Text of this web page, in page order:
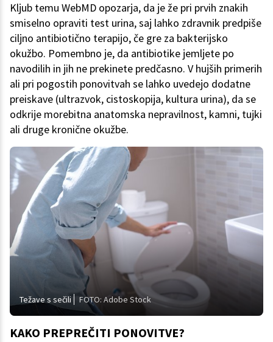
Kljub temu WebMD opozarja, da je že pri prvih znakih
smiselno opraviti test urina, saj lahko zdravnik predpiše
ciljno antibiotično terapijo, če gre za bakterijsko
okužbo. Pomembno je, da antibiotike jemljete po
navodilih in jih ne prekinete predčasno. V hujših primerih
ali pri pogostih ponovitvah se lahko uvedejo dodatne
preiskave (ultrazvok, cistoskopija, kultura urina), da se
odkrije morebitna anatomska nepravilnost, kamni, tujki
ali druge kronične okužbe.
Težave s sečili FOTO: Adobe Stock
KAKO PREPREČITI PONOVITVE?